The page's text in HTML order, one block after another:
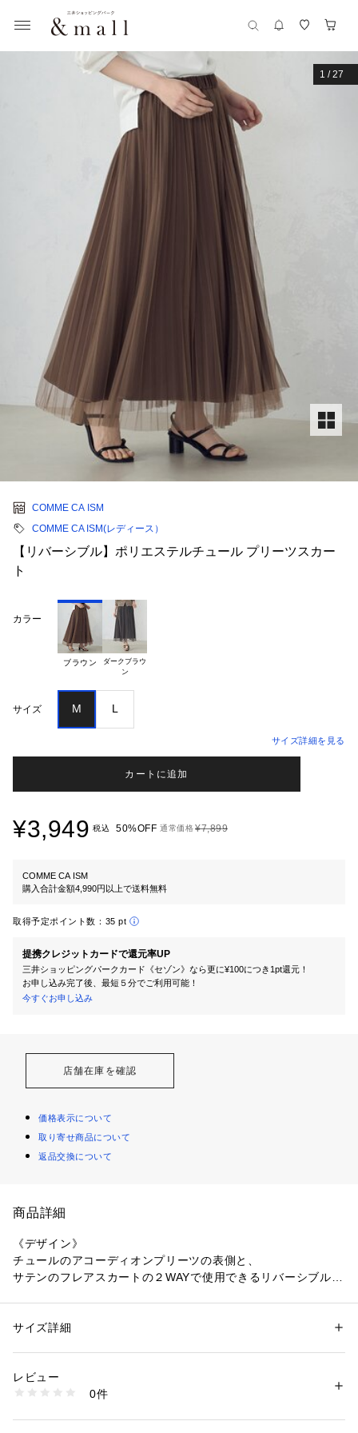
1 /27
COMME CA ISM
COMME CA ISM(レディース）
【リバーシブル】ポリエステルチュール プリーツスカー
ト
カラー
ブラウン
ダークブラウ
サイズ M L
サイズ詳細を見る
カートに追加
¥3,949 税込 50%OFF 通常価格¥7,899
COMME CA ISM
購入合計金額4,990円以上で送料無料
取得予定ポイント数： 35 pt
提携クレジットカードで還元率UP
三井ショッピングパークカード《セゾン》なら更に¥100につき1pt還元！
お申し込み完了後、最短５分でご利用可能！
今すぐお申し込み
店舗在庫を確認
価格表示について
取り寄せ商品について
返品交換について
商品詳細
《デザイン》
チュールのアコーディオンプリーツの表側と、
サテンのフレアスカートの２WAYで使用できるリバーシブルス
きれい目の細めアコーディオンですっきり仕上げました。
ウエストはサテン素材を使いすっきりと仕上げました。
ゴム仕様なのでストレスのない履き心地です。
性別：レディース
素材：表側　ポリエステル100%　裏側　ポリエステル100％
商品番号：
12-50FK13-205 （ショップ）
サイズ詳細
レビュー
0件